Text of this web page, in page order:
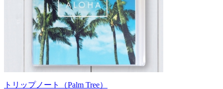
トリップノート（Palm Tree）